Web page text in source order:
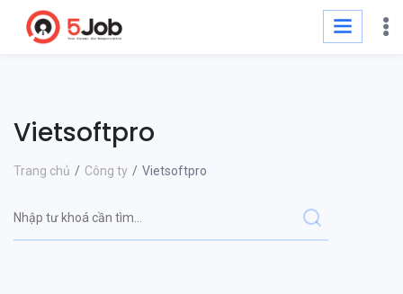
Vietsoftpro
Trang chủ Công ty Vietsoftpro